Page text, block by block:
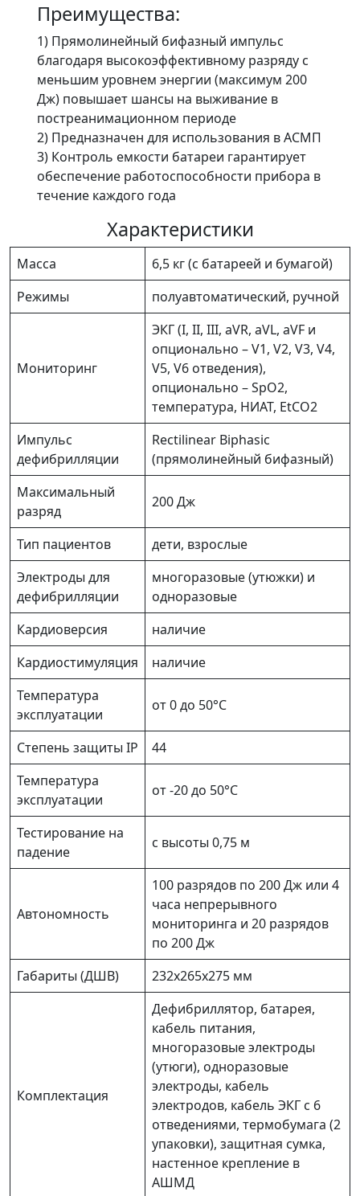
Преимущества:
1) Прямолинейный бифазный импульс
благодаря высокоэффективному разряду с
меньшим уровнем энергии (максимум 200
Дж) повышает шансы на выживание в
постреанимационном периоде
2) Предназначен для использования в АСМП
3) Контроль емкости батареи гарантирует
обеспечение работоспособности прибора в
течение каждого года
Характеристики
Масса
6,5 кг (с батареей и бумагой)
Режимы
полуавтоматический, ручной
Мониторинг
ЭКГ (I, II, III, aVR, aVL, aVF и
опционально – V1, V2, V3, V4,
V5, V6 отведения),
опционально – SpO2,
температура, НИАТ, EtCO2
Импульс
дефибрилляции
Rectilinear Biphasic
(прямолинейный бифазный)
Максимальный
разряд
200 Дж
Тип пациентов
дети, взрослые
Электроды для
дефибрилляции
многоразовые (утюжки) и
одноразовые
Кардиоверсия
наличие
Кардиостимуляция
наличие
Температура
эксплуатации
от 0 до 50°C
Степень защиты IP
44
Температура
эксплуатации
от -20 до 50°C
Тестирование на
падение
с высоты 0,75 м
Автономность
100 разрядов по 200 Дж или 4
часа непрерывного
мониторинга и 20 разрядов
по 200 Дж
Габариты (ДШВ)
232х265х275 мм
Комплектация
Дефибриллятор, батарея,
кабель питания,
многоразовые электроды
(утюги), одноразовые
электроды, кабель
электродов, кабель ЭКГ с 6
отведениями, термобумага (2
упаковки), защитная сумка,
настенное крепление в
АШМД